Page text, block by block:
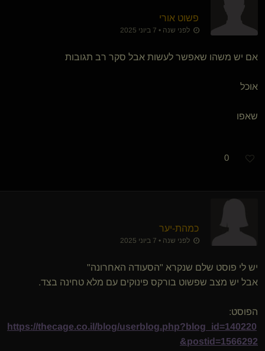
פשוט אורי
לפני שנה • 7 ביוני 2025
אם יש משהו שאפשר לעשות אבל סקר רב תגובות
אוכל
שאפו
0
כמהת-יער
לפני שנה • 7 ביוני 2025
יש לי פוסט שלם שנקרא "הסעודה האחרונה"
אבל יש מצב שפשוט בורקס פינוקים עם מלא טחינה בצד.
הפוסט:
https://thecage.co.il/blog/userblog.php?blog_id=140220
&postid=1566292